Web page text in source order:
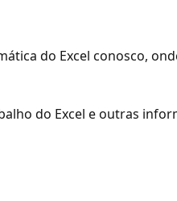
do Excel conosco,
do Excel e outras